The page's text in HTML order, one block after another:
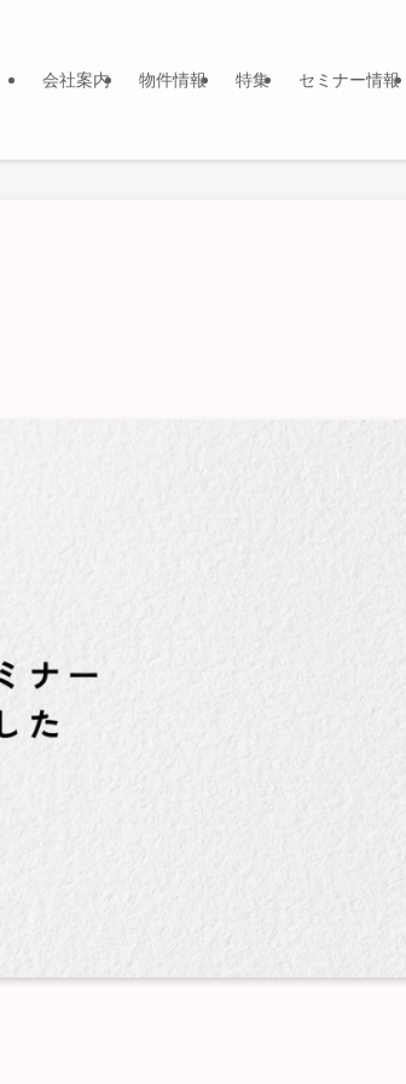
会社案内 物件情報 特集 セミナー情報